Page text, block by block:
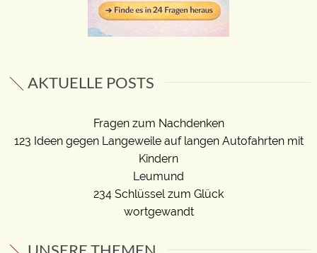
AKTUELLE POSTS
Fragen zum Nachdenken
123 Ideen gegen Langeweile auf langen Autofahrten mit
Kindern
Leumund
234 Schlüssel zum Glück
wortgewandt